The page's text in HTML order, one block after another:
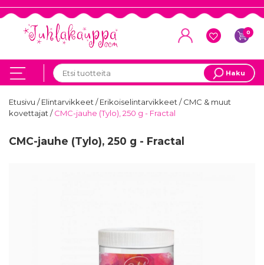
0
Haku
Etusivu /Elintarvikkeet/Erikoiselintarvikkeet/CMC & muut
kovettajat/CMC-jauhe (Tylo), 250 g - Fractal
CMC-jauhe (Tylo), 250 g - Fractal